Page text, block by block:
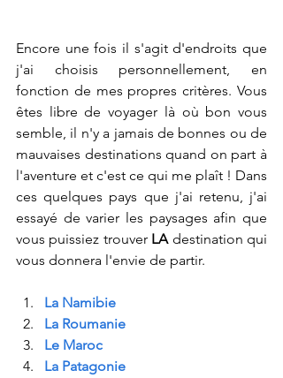
Encore une fois il s'agit d'endroits que
j'ai choisis personnellement, en
fonction de mes propres critères. Vous
êtes libre de voyager là où bon vous
semble, il n'y a jamais de bonnes ou de
mauvaises destinations quand on part à
l'aventure et c'est ce qui me plaît ! Dans
ces quelques pays que j'ai retenu, j'ai
essayé de varier les paysages afin que
vous puissiez trouver LA destination qui
vous donnera l'envie de partir.
La Namibie
La Roumanie
Le Maroc
La Patagonie